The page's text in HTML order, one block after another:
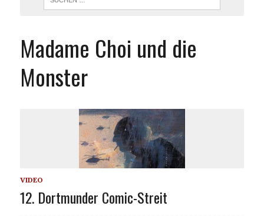
Madame Choi und die
Monster
VIDEO
12. Dortmunder Comic-Streit